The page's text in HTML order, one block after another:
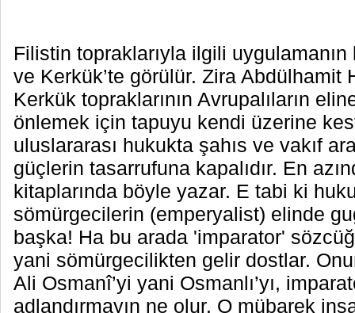
Filistin topraklarıyla ilgili
ve Kerkük’te görülür. Zira Abdülhamit
Kerkük topraklarının Avrupalıların
önlemek için tapuyu kendi üzerine
uluslararası hukukta şahıs ve vakıf
güçlerin tasarrufuna kapalıdır. En
kitaplarında böyle yazar. E tabi ki
sömürgecilerin (emperyalist) elinde
başka! Ha bu arada 'imparator'
yani sömürgecilikten gelir dostlar.
Ali Osmanî’yi yani Osmanlı’yı,
adlandırmayın ne olur. O mübarek